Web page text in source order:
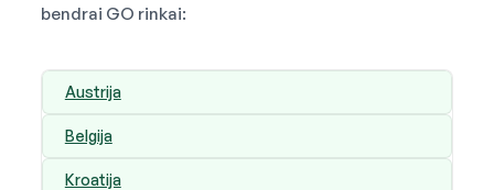
bendrai GO rinkai:
Austrija
Belgija
Kroatija